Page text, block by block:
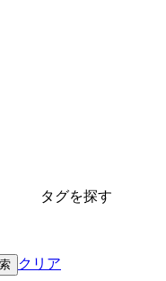
タグを探す
クリア